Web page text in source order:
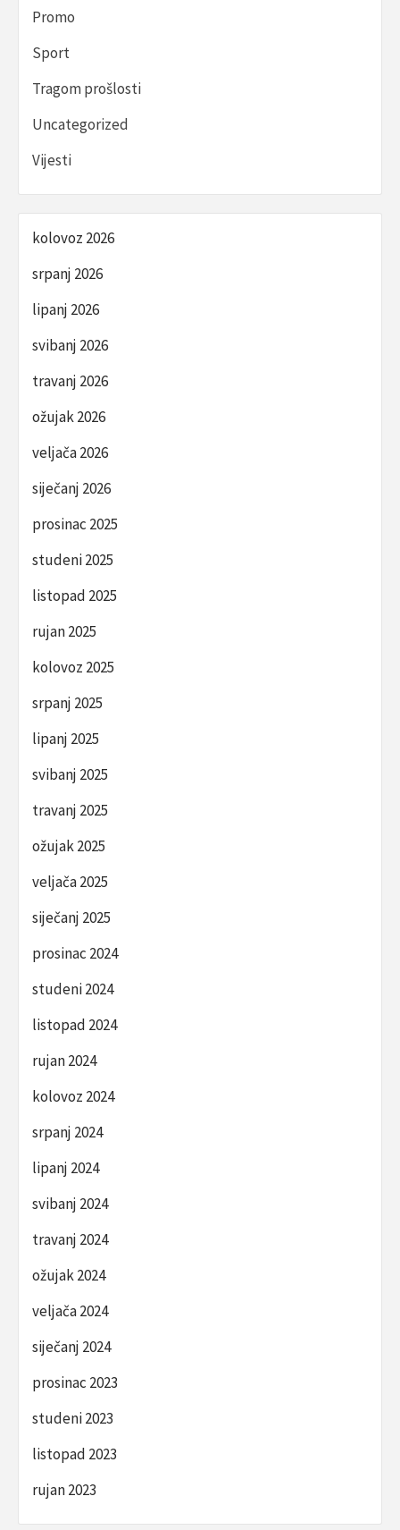
Promo
Sport
Tragom prošlosti
Uncategorized
Vijesti
kolovoz 2026
srpanj 2026
lipanj 2026
svibanj 2026
travanj 2026
ožujak 2026
veljača 2026
siječanj 2026
prosinac 2025
studeni 2025
listopad 2025
rujan 2025
kolovoz 2025
srpanj 2025
lipanj 2025
svibanj 2025
travanj 2025
ožujak 2025
veljača 2025
siječanj 2025
prosinac 2024
studeni 2024
listopad 2024
rujan 2024
kolovoz 2024
srpanj 2024
lipanj 2024
svibanj 2024
travanj 2024
ožujak 2024
veljača 2024
siječanj 2024
prosinac 2023
studeni 2023
listopad 2023
rujan 2023